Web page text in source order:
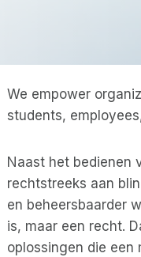
We empower
students,
Naast het bedienen
rechtstreeks aan
en beheersbaarder
is, maar een recht.
oplossingen die een